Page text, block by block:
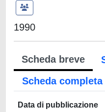
1990
Scheda breve
Scheda completa
Data di pubblicazione